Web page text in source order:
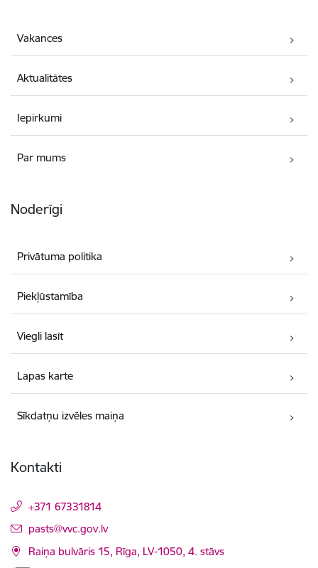
Vakances
Aktualitātes
Iepirkumi
Par mums
Noderīgi
Privātuma politika
Piekļūstamība
Viegli lasīt
Lapas karte
Sīkdatņu izvēles maiņa
Kontakti
+371 67331814
E-pasts:
pasts@vvc.gov.lv
Raiņa bulvāris 15, Rīga, LV-1050, 4. stāvs